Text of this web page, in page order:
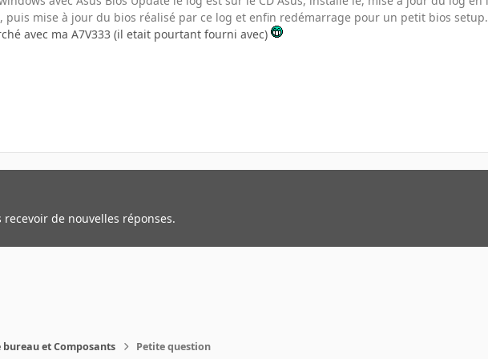
puis mise à jour du bios réalisé par ce log et enfin redémarrage pour un petit bios
avec ma A7V333 (il etait pourtant fourni avec)
de nouvelles réponses.
et Composants Petite question